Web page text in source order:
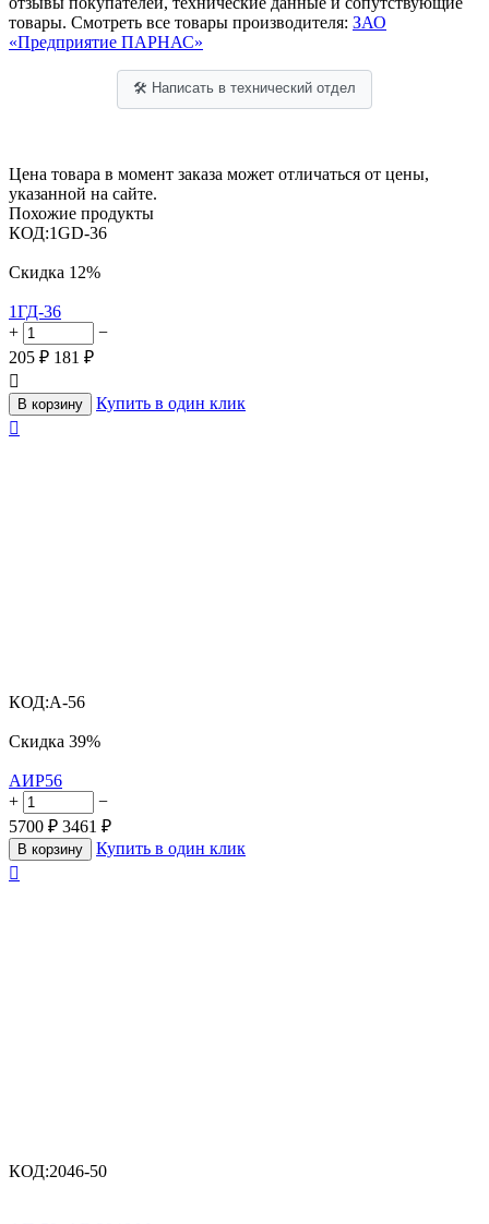
товары. Смотреть все товары производителя: ЗАО
«Предприятие ПАРНАС»
🛠 Написать в технический отдел
Цена товара в момент заказа может отличаться от цены,
указанной на сайте.
Похожие продукты
КОД:1GD-36
Скидка 12%
1ГД-36
+
−
205 ₽ 181 ₽

В корзину
Купить в один клик

КОД:A-56
Скидка 39%
АИР56
+
−
5700 ₽ 3461 ₽
В корзину
Купить в один клик

КОД:2046-50